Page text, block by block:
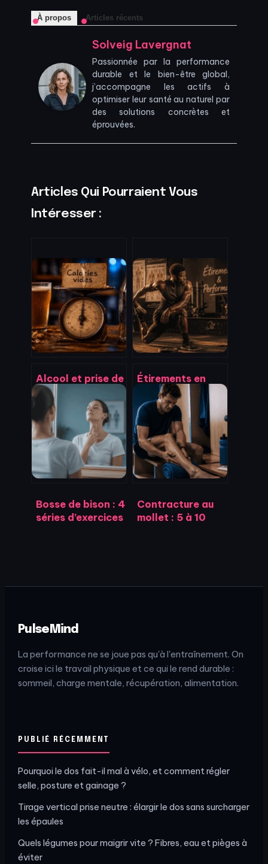
À propos Articles récents
Solveig Lavergnat
Passionnée par la performance
durable et le bien-être global,
j’accompagne les actifs à
optimiser leur santé au naturel par
des solutions concrètes et
éprouvées.
Articles Qui Pourraient Vous
Intéresser :
Alcool et prise de
poids : 7 kcal par
gramme et 3
mécanismes qui
bloquent vos
résultats
Étirements en
musculation : 30
secondes par
muscle pour
gagner en
mobilité sans
sacrifier votre
force
Bosse de bison : 4
séries d’exercices
Contracture au
mollet : 5 à 10
PulseMind
La performance ne se joue pas qu'à l'entraînement. On
croise ici le travail physique et ce qui le rend durable :
sommeil, charge mentale, récupération, alimentation.
PUBLIÉ RÉCEMMENT
Pourquoi le dos fait-il mal à vélo, et comment régler
selle, posture et gainage ?
Tirage vertical prise neutre : élargir le dos sans surcharger
les épaules
Quels légumes pour maigrir vite ? Fibres, eau et pièges à
éviter